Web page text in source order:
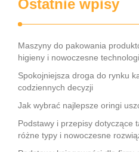
Ostatnie wpisy
Maszyny do pakowania
higieny i nowoczesne
Spokojniejsza droga do rynku
codziennych decyzji
Jak wybrać najlepsze oringi
Podstawy i przepisy dotyczące
różne typy i nowoczesne